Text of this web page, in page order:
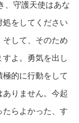
、守護天使はあな
処をしてください
そして、そのため
よ。勇気を出し
的に行動をして
ありません。今起
たらよかった、す